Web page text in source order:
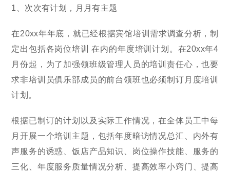
1、次次有计划，月月有主题
在20xx年年底，就已经根据宾馆培训需求调查分析，制
定出包括各岗位培训 在内的年度培训计划。在20xx年4
月份起，为了加强领班级管理人员的培训责任心，也要
求非培训员俱乐部成员的前台领班也必须制订月度培训
计划。
根据已制订的计划以及实际工作情况，在全体员工中每
月开展一个培训主题，包括年度暗访情况总汇、内外有
声服务的诱惑、饭店产品知识、岗位操作技能、服务的
三化、年度服务质量情况分析、提高效率小窍门、提高